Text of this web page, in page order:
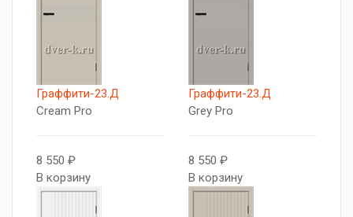
Граффити-23.Д
Cream Pro
8 550 ₽
В корзину
Граффити-23.Д
Grey Pro
8 550 ₽
В корзину